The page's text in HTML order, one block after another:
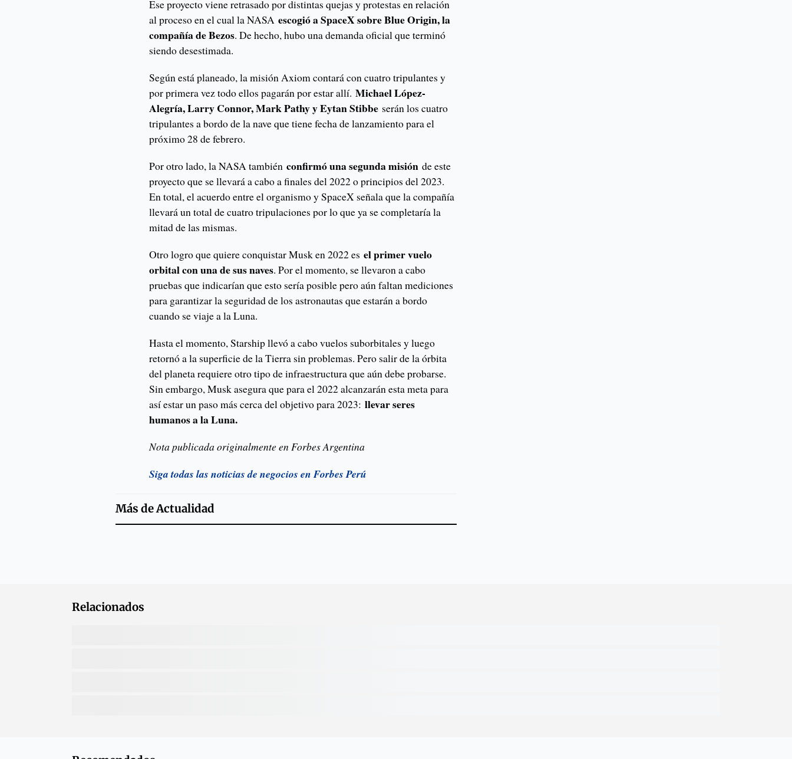
Ese proyecto viene retrasado por distintas quejas y protestas en relación
al proceso en el cual la NASAescogió a SpaceX sobre Blue Origin, la
compañía de Bezos. De hecho, hubo una demanda oficial que terminó
siendo desestimada.
Según está planeado, la misión Axiom contará con cuatro tripulantes y
por primera vez todo ellos pagarán por estar allí.Michael López-
Alegría, Larry Connor, Mark Pathy y Eytan Stibbe serán los cuatro
tripulantes a bordo de la nave que tiene fecha de lanzamiento para el
próximo 28 de febrero.
Por otro lado, la NASA tambiénconfirmó una segunda misión de este
proyecto que se llevará a cabo a finales del 2022 o principios del 2023.
En total, el acuerdo entre el organismo y SpaceX señala que la compañía
llevará un total de cuatro tripulaciones por lo que ya se completaría la
mitad de las mismas.
Otro logro que quiere conquistar Musk en 2022 esel primer vuelo
orbital con una de sus naves. Por el momento, se llevaron a cabo
pruebas que indicarían que esto sería posible pero aún faltan mediciones
para garantizar la seguridad de los astronautas que estarán a bordo
cuando se viaje a la Luna.
Hasta el momento, Starship llevó a cabo vuelos suborbitales y luego
retornó a la superficie de la Tierra sin problemas. Pero salir de la órbita
del planeta requiere otro tipo de infraestructura que aún debe probarse.
Sin embargo, Musk asegura que para el 2022 alcanzarán esta meta para
así estar un paso más cerca del objetivo para 2023:llevar seres
humanos a la Luna.
Nota publicada originalmente en Forbes Argentina
Siga todas las noticias de negocios en Forbes Perú
Más deActualidad
Relacionados